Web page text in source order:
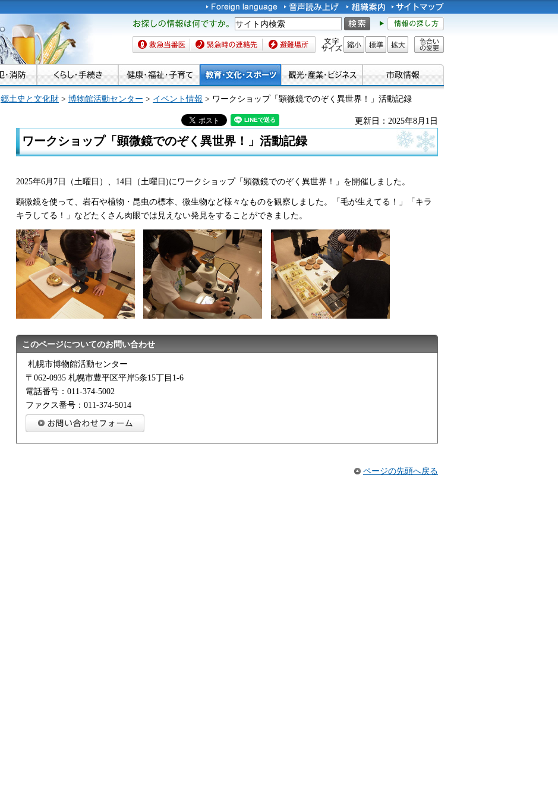
お探しの情報は何です
か。
救急当番医 緊急時の連絡先 避難場所 文字サイズ
縮小 標準 拡大
色合い
郷土史と文化財 > 博物館活動センター > イベント情報 > ワークショップ「顕微鏡でのぞく異世界！」活動記録
更新日：2025年8月1日
ワークショップ「顕微鏡でのぞく異世界！」活動記録
2025年6月7日（土曜日）、14日（土曜日)にワークショップ「顕微鏡でのぞく異世界！」を開催しました。
顕微鏡を使って、岩石や植物・昆虫の標本、微生物など様々なものを観察しました。「毛が生えてる！」「キラ
キラしてる！」などたくさん肉眼では見えない発見をすることができました。
このページについてのお問い合わせ
札幌市博物館活動センター
〒062-0935 札幌市豊平区平岸5条15丁目1-6
電話番号：011-374-5002
ファクス番号：011-374-5014
ページの先頭へ戻る